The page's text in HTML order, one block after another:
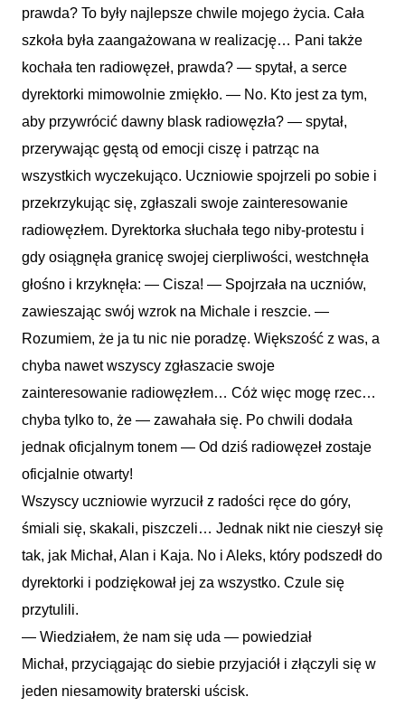
prawda? To były najlepsze chwile mojego życia. Cała
szkoła była zaangażowana w realizację… Pani także
kochała ten radiowęzeł, prawda? — spytał, a serce
dyrektorki mimowolnie zmiękło. — No. Kto jest za tym,
aby przywrócić dawny blask radiowęzła? — spytał,
przerywając gęstą od emocji ciszę i patrząc na
wszystkich wyczekująco. Uczniowie spojrzeli po sobie i
przekrzykując się, zgłaszali swoje zainteresowanie
radiowęzłem. Dyrektorka słuchała tego niby-protestu i
gdy osiągnęła granicę swojej cierpliwości, westchnęła
głośno i krzyknęła: — Cisza! — Spojrzała na uczniów,
zawieszając swój wzrok na Michale i reszcie. —
Rozumiem, że ja tu nic nie poradzę. Większość z was, a
chyba nawet wszyscy zgłaszacie swoje
zainteresowanie radiowęzłem… Cóż więc mogę rzec…
chyba tylko to, że — zawahała się. Po chwili dodała
jednak oficjalnym tonem — Od dziś radiowęzeł zostaje
oficjalnie otwarty!
Wszyscy uczniowie wyrzucił z radości ręce do góry,
śmiali się, skakali, piszczeli… Jednak nikt nie cieszył się
tak, jak Michał, Alan i Kaja. No i Aleks, który podszedł do
dyrektorki i podziękował jej za wszystko. Czule się
przytulili.
— Wiedziałem, że nam się uda — powiedział
Michał, przyciągając do siebie przyjaciół i złączyli się w
jeden niesamowity braterski uścisk.